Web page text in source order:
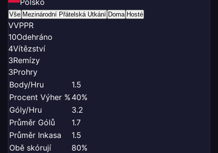
Polsko
Vše Mezinárodní Přátelská Utkání Doma Hosté
VVPPR
10Odehráno
4Vítězství
3Remízy
3Prohry
Body/Hru
1.5
Procent Výher % 40%
Góly/Hru
3.2
Průměr Gólů
1.7
Průměr Inkasa
1.5
Obě skórují
80%